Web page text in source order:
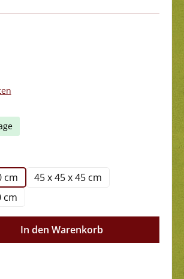
cm
45 x 45 x 45 cm
verfügbar.)
cm
Wert ein oder benutze die
In den Warenkorb